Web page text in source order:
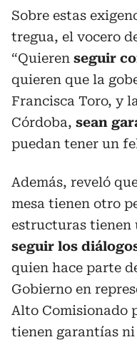
Sobre estas
tregua, el vocero
“Quieren seguir
quieren que la
Francisca Toro, y
Córdoba, sean
puedan tener un
Además, reveló
mesa tienen otro
estructuras tienen
seguir los
quien hace parte
Gobierno en
Alto Comisionado
tienen garantías ni